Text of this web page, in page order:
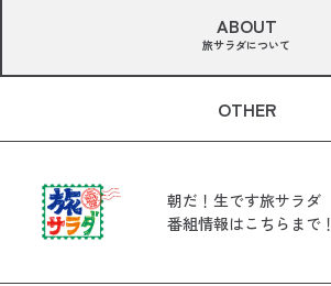
ABOUT
旅サラダについて
OTHER
朝だ！生です旅サラダ
番組情報はこちらまで！